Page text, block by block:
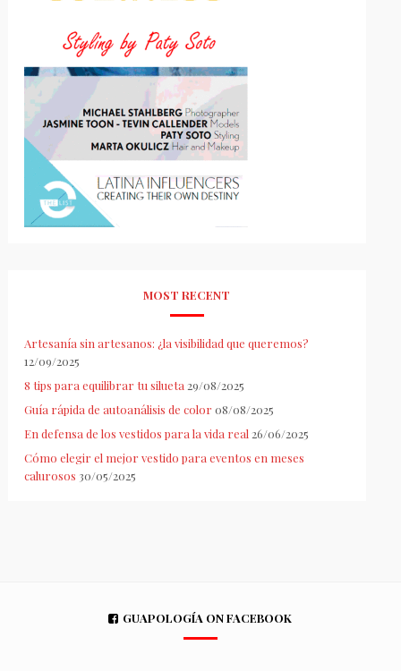
MOST RECENT
Artesanía sin artesanos: ¿la visibilidad que queremos?
12/09/2025
8 tips para equilibrar tu silueta 29/08/2025
Guía rápida de autoanálisis de color 08/08/2025
En defensa de los vestidos para la vida real 26/06/2025
Cómo elegir el mejor vestido para eventos en meses
calurosos 30/05/2025
GUAPOLOGÍA ON FACEBOOK